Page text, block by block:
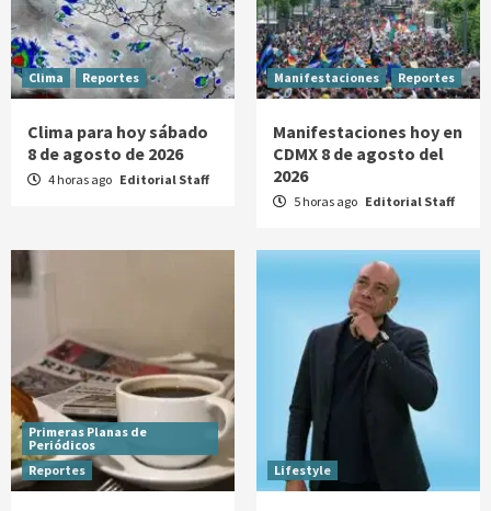
Clima Reportes
Clima para hoy sábado
8 de agosto de 2026
4 horas ago Editorial Staff
Manifestaciones Reportes
Manifestaciones hoy en
CDMX 8 de agosto del
2026
5 horas ago Editorial Staff
Primeras Planas de
Periódicos
Reportes
Lifestyle